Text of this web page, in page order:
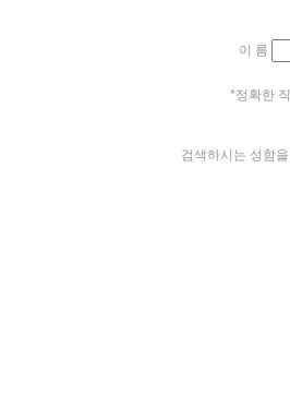
이 름
*정확한
검색하시는 성함